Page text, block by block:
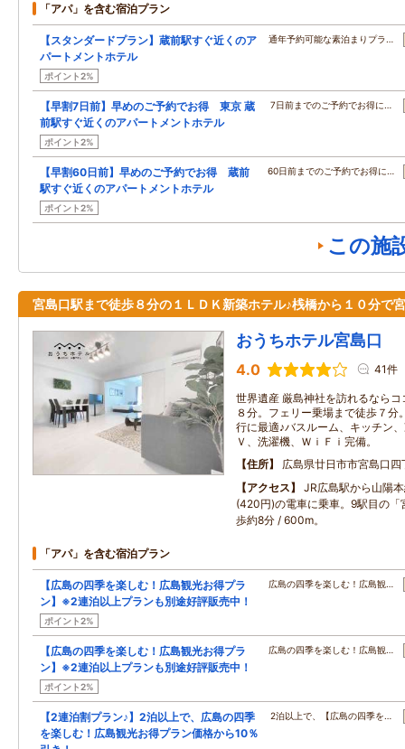
「アパ」を含む宿泊プラン
【スタンダードプラン】蔵前駅すぐ近くのア
パートメントホテル
ポイント2%
通年予約可能な素泊まりプラ…
【早割7日前】早めのご予約でお得 東京 蔵
前駅すぐ近くのアパートメントホテル
ポイント2%
7日前までのご予約でお得に…
【早割60日前】早めのご予約でお得 蔵前
駅すぐ近くのアパートメントホテル
ポイント2%
60日前までのご予約でお得に…
この施
宮島口駅まで徒歩８分の１ＬＤＫ新築ホテル♪桟橋から１０分で
おうちホテル宮島口
4.0 41件
世界遺産 厳島神社を訪れるなら
８分。フェリー乗場まで徒歩７分
行に最適♪バスルーム、キッチン
Ｖ、洗濯機、ＷｉＦｉ完備。
住所
広島県廿日市市宮島口
アクセス
JR広島駅から山陽
(420円)の電車に乗車。9駅目の「
歩約8分 / 600m。
「アパ」を含む宿泊プラン
【広島の四季を楽しむ！広島観光お得プラ
ン】※2連泊以上プランも別途好評販売中！
ポイント2%
広島の四季を楽しむ！広島観…
【広島の四季を楽しむ！広島観光お得プラ
ン】※2連泊以上プランも別途好評販売中！
ポイント2%
広島の四季を楽しむ！広島観…
【2連泊割プラン♪】2泊以上で、広島の四季
を楽しむ！広島観光お得プラン価格から10％
2泊以上で、【広島の四季を…